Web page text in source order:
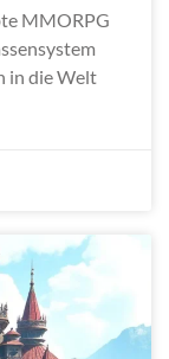
MMORPG
in die Welt